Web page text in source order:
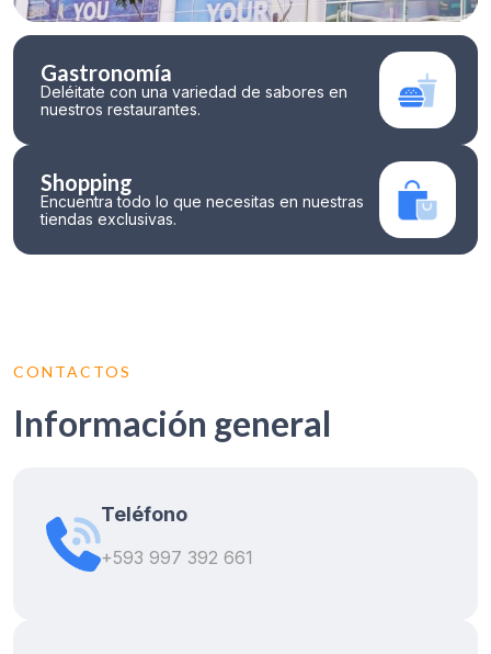
Gastronomía
Deléitate con una variedad de sabores en
nuestros restaurantes.
Shopping
Encuentra todo lo que necesitas en nuestras
tiendas exclusivas.
CONTACTOS
Información general
Teléfono
+593 997 392 661